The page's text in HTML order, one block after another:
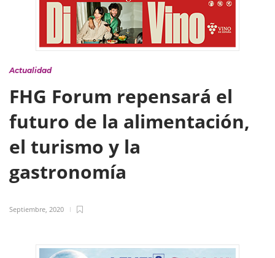
Actualidad
FHG Forum repensará el
futuro de la alimentación,
el turismo y la
gastronomía
Septiembre, 2020